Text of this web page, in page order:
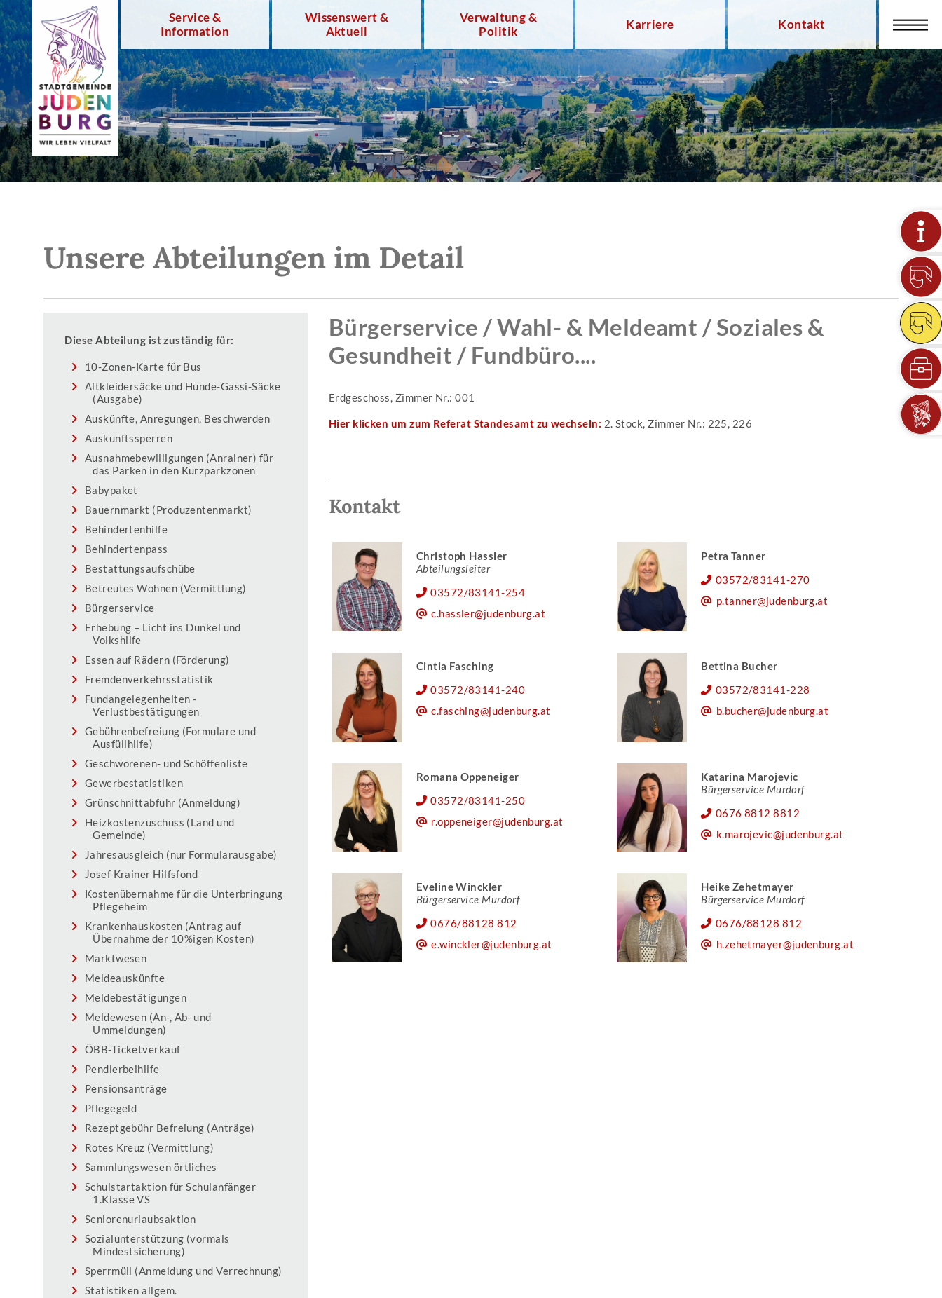
Service &
Information
Wissenswert &
Aktuell
Verwaltung &
Politik
Karriere Kontakt
Unsere Abteilungen im Detail
Bürgerservice / Wahl- & Meldeamt / Soziales &
Gesundheit / Fundbüro....
Erdgeschoss, Zimmer Nr.: 001
Hier klicken um zum Referat Standesamt zu wechseln: 2. Stock, Zimmer Nr.: 225, 226
Kontakt
Christoph Hassler
Abteilungsleiter
03572/83141-254
c.hassler@judenburg.at
Petra Tanner
03572/83141-270
p.tanner@judenburg.at
Cintia Fasching
03572/83141-240
c.fasching@judenburg.at
Bettina Bucher
03572/83141-228
b.bucher@judenburg.at
Romana Oppeneiger
03572/83141-250
r.oppeneiger@judenburg.at
Katarina Marojevic
Bürgerservice Murdorf
0676 8812 8812
k.marojevic@judenburg.at
Eveline Winckler
Bürgerservice Murdorf
0676/88128 812
e.winckler@judenburg.at
Heike Zehetmayer
Bürgerservice Murdorf
0676/88128 812
h.zehetmayer@judenburg.at
Diese Abteilung ist zuständig für:
10-Zonen-Karte für Bus
Altkleidersäcke und Hunde-Gassi-Säcke
(Ausgabe)
Auskünfte, Anregungen, Beschwerden
Auskunftssperren
Ausnahmebewilligungen (Anrainer) für
das Parken in den Kurzparkzonen
Babypaket
Bauernmarkt (Produzentenmarkt)
Behindertenhilfe
Behindertenpass
Bestattungsaufschübe
Betreutes Wohnen (Vermittlung)
Bürgerservice
Erhebung – Licht ins Dunkel und
Volkshilfe
Essen auf Rädern (Förderung)
Fremdenverkehrsstatistik
Fundangelegenheiten -
Verlustbestätigungen
Gebührenbefreiung (Formulare und
Ausfüllhilfe)
Geschworenen- und Schöffenliste
Gewerbestatistiken
Grünschnittabfuhr (Anmeldung)
Heizkostenzuschuss (Land und
Gemeinde)
Jahresausgleich (nur Formularausgabe)
Josef Krainer Hilfsfond
Kostenübernahme für die Unterbringung
Pflegeheim
Krankenhauskosten (Antrag auf
Übernahme der 10%igen Kosten)
Marktwesen
Meldeauskünfte
Meldebestätigungen
Meldewesen (An-, Ab- und
Ummeldungen)
ÖBB-Ticketverkauf
Pendlerbeihilfe
Pensionsanträge
Pflegegeld
Rezeptgebühr Befreiung (Anträge)
Rotes Kreuz (Vermittlung)
Sammlungswesen örtliches
Schulstartaktion für Schulanfänger
1.Klasse VS
Seniorenurlaubsaktion
Sozialunterstützung (vormals
Mindestsicherung)
Sperrmüll (Anmeldung und Verrechnung)
Statistiken allgem.